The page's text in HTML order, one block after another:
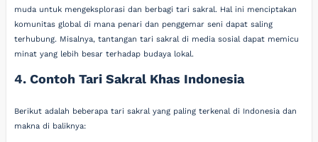
muda untuk mengeksplorasi dan berbagi tari sakral. Hal ini menciptakan
komunitas global di mana penari dan penggemar seni dapat saling
terhubung. Misalnya, tantangan tari sakral di media sosial dapat memicu
minat yang lebih besar terhadap budaya lokal.
4. Contoh Tari Sakral Khas Indonesia
Berikut adalah beberapa tari sakral yang paling terkenal di Indonesia dan
makna di baliknya: